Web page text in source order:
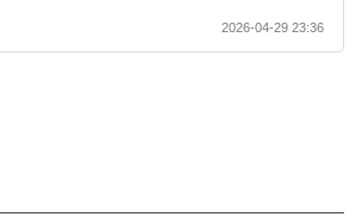
2026-04-29 23:36